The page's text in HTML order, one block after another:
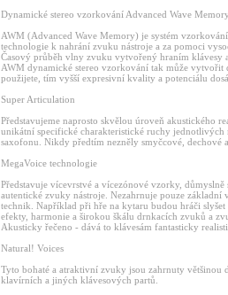
Dynamické stereo vzorkování Advanced Wave
AWM (Advanced Wave Memory) je systém
technologie k nahrání zvuku nástroje a za pomoci
Časový průběh vlny zvuku vytvořený hraním klávesy
AWM dynamické stereo vzorkování tak může
použijete, tím vyšší expresivní kvality a potenciálu
Super Articulation
Představujeme naprosto skvělou úroveň akustického
unikátní specifické charakteristické ruchy
saxofonu. Nikdy předtím nezněly smyčcové, dechové
MegaVoice technologie
Představuje vícevrstvé a vícezónové vzorky,
autentické zvuky nástroje. Nezahrnuje pouze
technik. Například při hře na kytaru budou hráči
efekty, harmonie a širokou škálu drnkacích zvuků a
Akusticky řečeno - dává to klávesám fantasticky
Natural! Voices
Tyto bohaté a atraktivní zvuky jsou zahrnuty většinou
klavírních a jiných klávesových partů.